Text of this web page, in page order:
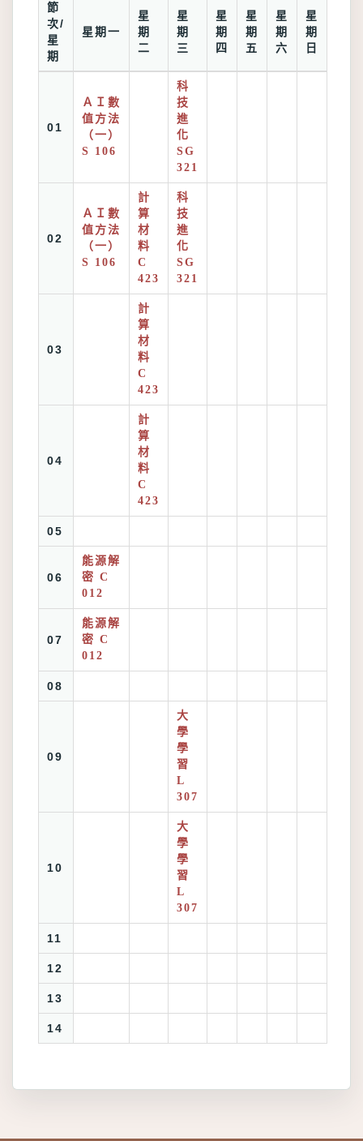
節
次/
星
期
星期一
星
期
二
星
期
三
星
期
四
星
期
五
星
期
六
星
期
日
01
ＡＩ數
值方法
（一）
S 106
科
技
進
化
SG
321
02
ＡＩ數
值方法
（一）
S 106
計
算
材
料
C
423
科
技
進
化
SG
321
03
計
算
材
料
C
423
04
計
算
材
料
C
423
05
06
能源解
密 C
012
07
能源解
密 C
012
08
09
大
學
學
習
L
307
10
大
學
學
習
L
307
11
12
13
14